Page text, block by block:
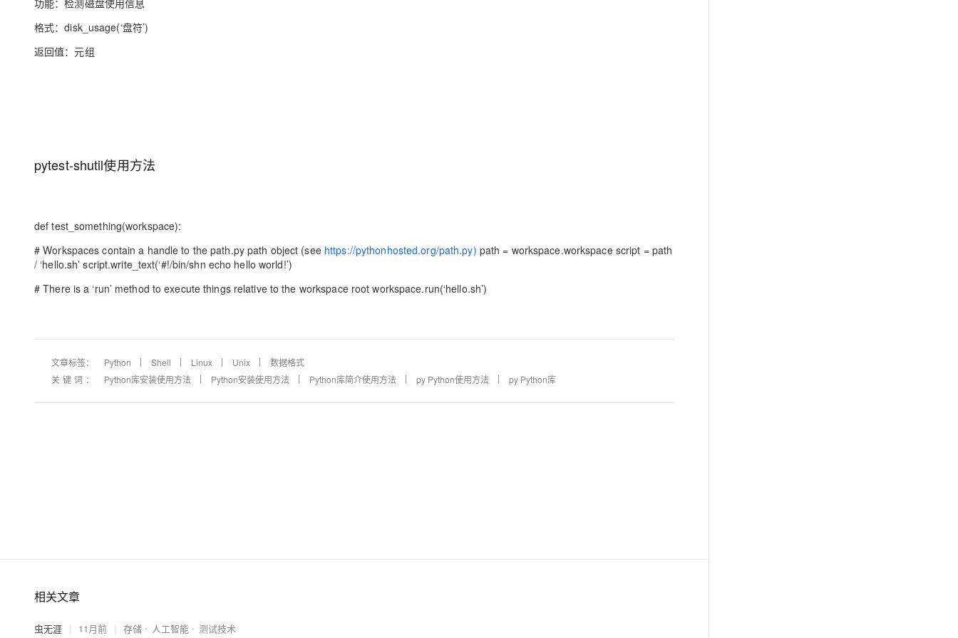
功能：检测磁盘使用信息
格式：disk_usage(‘盘符’)
返回值：元组
pytest-shutil使用方法
def test_something(workspace):
# Workspaces contain a handle to the path.py path object (see https://pythonhosted.org/path.py) path = workspace.workspace script = path
/ ‘hello.sh’ script.write_text(‘#!/bin/shn echo hello world!’)
# There is a ‘run’ method to execute things relative to the workspace root workspace.run(‘hello.sh’)
文章标签： Python Shell Linux Unix
数据格式
关键词：
Python库安装使用方法 Python安装使用方法 Python库简介使用方法 py Python使用方法 py Python库
相关文章
虫无涯 | 11月前 | 存储 人工智能 测试技术